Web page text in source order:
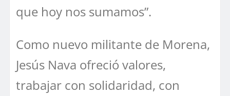
que hoy nos sumamos”.
Como nuevo militante de Morena,
Jesús Nava ofreció valores,
trabajar con solidaridad, con